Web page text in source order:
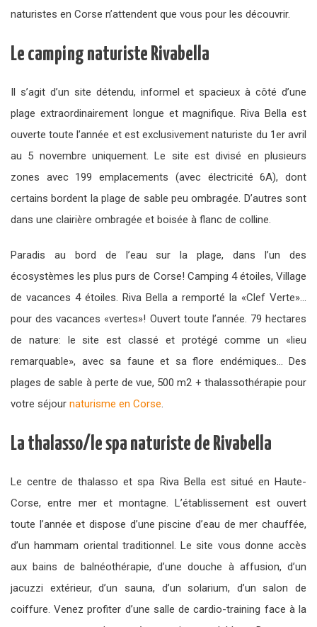
naturistes en Corse n’attendent que vous pour les découvrir.
Le camping naturiste Rivabella
Il s’agit d’un site détendu, informel et spacieux à côté d’une
plage extraordinairement longue et magnifique. Riva Bella est
ouverte toute l’année et est exclusivement naturiste du 1er avril
au 5 novembre uniquement. Le site est divisé en plusieurs
zones avec 199 emplacements (avec électricité 6A), dont
certains bordent la plage de sable peu ombragée. D’autres sont
dans une clairière ombragée et boisée à flanc de colline.
Paradis au bord de l’eau sur la plage, dans l’un des
écosystèmes les plus purs de Corse! Camping 4 étoiles, Village
de vacances 4 étoiles. Riva Bella a remporté la «Clef Verte»…
pour des vacances «vertes»! Ouvert toute l’année. 79 hectares
de nature: le site est classé et protégé comme un «lieu
remarquable», avec sa faune et sa flore endémiques… Des
plages de sable à perte de vue, 500 m2 + thalassothérapie pour
votre séjour naturisme en Corse.
La thalasso/le spa naturiste de Rivabella
Le centre de thalasso et spa Riva Bella est situé en Haute-
Corse, entre mer et montagne. L’établissement est ouvert
toute l’année et dispose d’une piscine d’eau de mer chauffée,
d’un hammam oriental traditionnel. Le site vous donne accès
aux bains de balnéothérapie, d’une douche à affusion, d’un
jacuzzi extérieur, d’un sauna, d’un solarium, d’un salon de
coiffure. Venez profiter d’une salle de cardio-training face à la